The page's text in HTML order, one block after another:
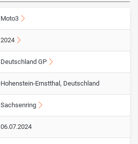
Moto3
2024
Deutschland GP
Hohenstein-Ernstthal, Deutschland
Sachsenring
06.07.2024